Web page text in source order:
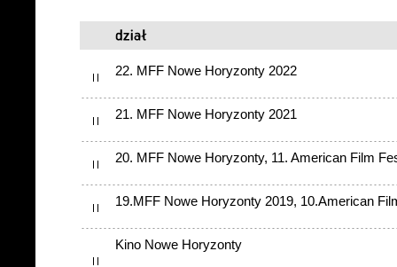
22. MFF Nowe Horyzonty 2022
21. MFF Nowe Horyzonty 2021
20. MFF Nowe Horyzonty, 11. American Film
19.MFF Nowe Horyzonty 2019, 10.American
Kino Nowe Horyzonty